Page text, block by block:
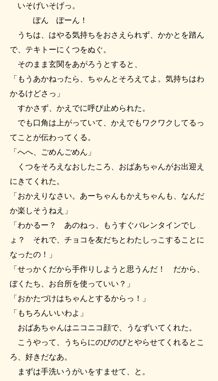
いそげいそげっ。
ぽん ぽーん！
うちは、はやる気持ちをおさえられず、かかとを踏ん
で、テキトーにくつをぬぐ。
そのまま玄関をあがろうとすると、
「もうあかねったら、ちゃんとそろえてよ。気持ちはわ
かるけどさっ」
すかさず、かえでに呼び止められた。
でも口角は上がっていて、かえでもワクワクしてるっ
てことが伝わってくる。
「へへ、ごめんごめん」
くつをそろえなおしたころ、おばあちゃんがお出迎え
にきてくれた。
「おかえりなさい。あーちゃんもかえちゃんも、なんだ
か楽しそうねえ」
「わかるー？ あのねっ、もうすぐバレンタインでし
ょ？ それで、チョコを友だちとわたしっこすることに
なったの！」
「せっかくだから手作りしようと思うんだ！ だから、
ぼくたち、お台所を使っていい？」
「おかたづけはちゃんとするからっ！」
「もちろんいいわよ」
おばあちゃんはニコニコ顔で、うなずいてくれた。
こうやって、うちらにのびのびとやらせてくれるとこ
ろ、好きだなあ。
まずは手洗いうがいをすませて、と。